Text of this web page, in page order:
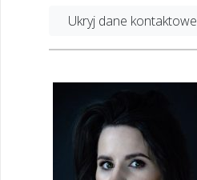
Ukryj dane kontaktowe